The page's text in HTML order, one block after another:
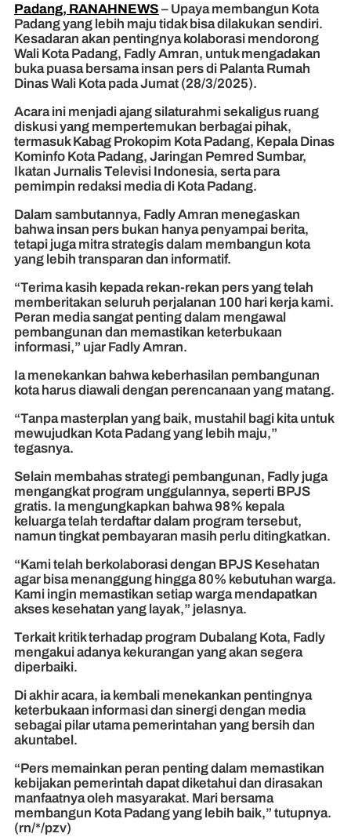
Padang, RANAHNEWS – Upaya membangun Kota
Padang yang lebih maju tidak bisa dilakukan sendiri.
Kesadaran akan pentingnya kolaborasi mendorong
Wali Kota Padang, Fadly Amran, untuk mengadakan
buka puasa bersama insan pers di Palanta Rumah
Dinas Wali Kota pada Jumat (28/3/2025).
Acara ini menjadi ajang silaturahmi sekaligus ruang
diskusi yang mempertemukan berbagai pihak,
termasuk Kabag Prokopim Kota Padang, Kepala Dinas
Kominfo Kota Padang, Jaringan Pemred Sumbar,
Ikatan Jurnalis Televisi Indonesia, serta para
pemimpin redaksi media di Kota Padang.
Dalam sambutannya, Fadly Amran menegaskan
bahwa insan pers bukan hanya penyampai berita,
tetapi juga mitra strategis dalam membangun kota
yang lebih transparan dan informatif.
“Terima kasih kepada rekan-rekan pers yang telah
memberitakan seluruh perjalanan 100 hari kerja kami.
Peran media sangat penting dalam mengawal
pembangunan dan memastikan keterbukaan
informasi,” ujar Fadly Amran.
Ia menekankan bahwa keberhasilan pembangunan
kota harus diawali dengan perencanaan yang matang.
“Tanpa masterplan yang baik, mustahil bagi kita untuk
mewujudkan Kota Padang yang lebih maju,”
tegasnya.
Selain membahas strategi pembangunan, Fadly juga
mengangkat program unggulannya, seperti BPJS
gratis. Ia mengungkapkan bahwa 98% kepala
keluarga telah terdaftar dalam program tersebut,
namun tingkat pembayaran masih perlu ditingkatkan.
“Kami telah berkolaborasi dengan BPJS Kesehatan
agar bisa menanggung hingga 80% kebutuhan warga.
Kami ingin memastikan setiap warga mendapatkan
akses kesehatan yang layak,” jelasnya.
Terkait kritik terhadap program Dubalang Kota, Fadly
mengakui adanya kekurangan yang akan segera
diperbaiki.
Di akhir acara, ia kembali menekankan pentingnya
keterbukaan informasi dan sinergi dengan media
sebagai pilar utama pemerintahan yang bersih dan
akuntabel.
“Pers memainkan peran penting dalam memastikan
kebijakan pemerintah dapat diketahui dan dirasakan
manfaatnya oleh masyarakat. Mari bersama
membangun Kota Padang yang lebih baik,” tutupnya.
(rn/*/pzv)